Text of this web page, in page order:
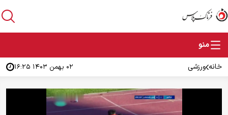
خانه ورزشی ۰۲ بهمن ۱۴۰۳ ۱۶:۲۵